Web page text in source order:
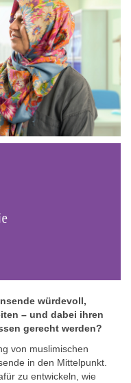
würdevoll,
– und dabei ihren
gerecht werden?
von muslimischen
in den Mittelpunkt.
zu entwickeln, wie